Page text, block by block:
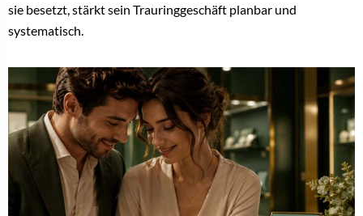
sie besetzt, stärkt sein Trauringgeschäft planbar und
systematisch.